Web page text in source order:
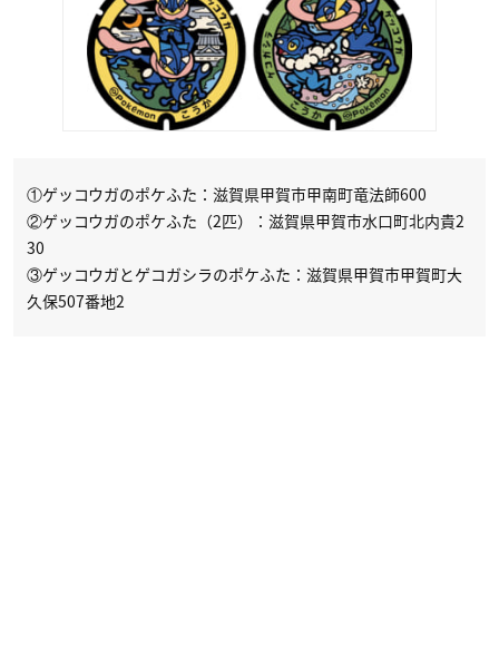
①ゲッコウガのポケふた：滋賀県甲賀市甲南町竜法師600
②ゲッコウガのポケふた（2匹）：滋賀県甲賀市水口町北内貴2
30
③ゲッコウガとゲコガシラのポケふた：滋賀県甲賀市甲賀町大
久保507番地2